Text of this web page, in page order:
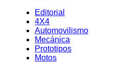
Editorial
4X4
Automovilismo
Mecánica
Prototipos
Motos